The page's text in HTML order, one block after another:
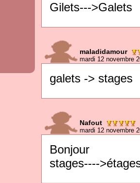
Gilets--->Galets
maladidamour
mardi 12 novembre
galets -> stages
Nafout
mardi 12 novembre
Bonjour
stages----